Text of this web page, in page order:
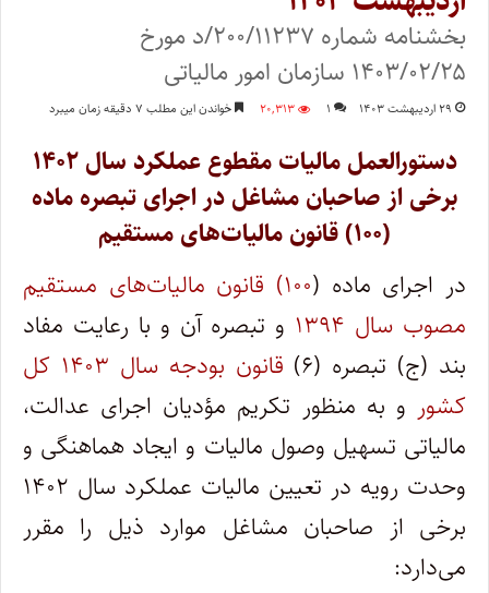
بخشنامه شماره ۲۰۰/۱۱۲۳۷/د مورخ
۱۴۰۳/۰۲/۲۵ سازمان امور مالیاتی
۲۹ اردیبهشت ۱۴۰۳ ۱ ۲۰,۳۱۳ خواندن این مطلب ۷ دقیقه زمان میبرد
دستورالعمل مالیات مقطوع عملکرد سال ۱۴۰۲
برخی از صاحبان مشاغل در اجرای تبصره ماده
(۱۰۰) قانون مالیات‌های مستقیم
در اجرای ماده (
۱۰۰) قانون مالیات‌های مستقیم
مصوب سال ۱۳۹۴
و تبصره آن و با رعایت مفاد
بند (ج) تبصره (۶)
قانون بودجه سال ۱۴۰۳ کل
کشور و به منظور تکریم مؤدیان اجرای عدالت،
مالیاتی تسهیل وصول مالیات و ایجاد هماهنگی و
وحدت رویه در تعیین مالیات عملکرد سال ۱۴۰۲
برخی از صاحبان مشاغل موارد ذیل را مقرر
می‌دارد: